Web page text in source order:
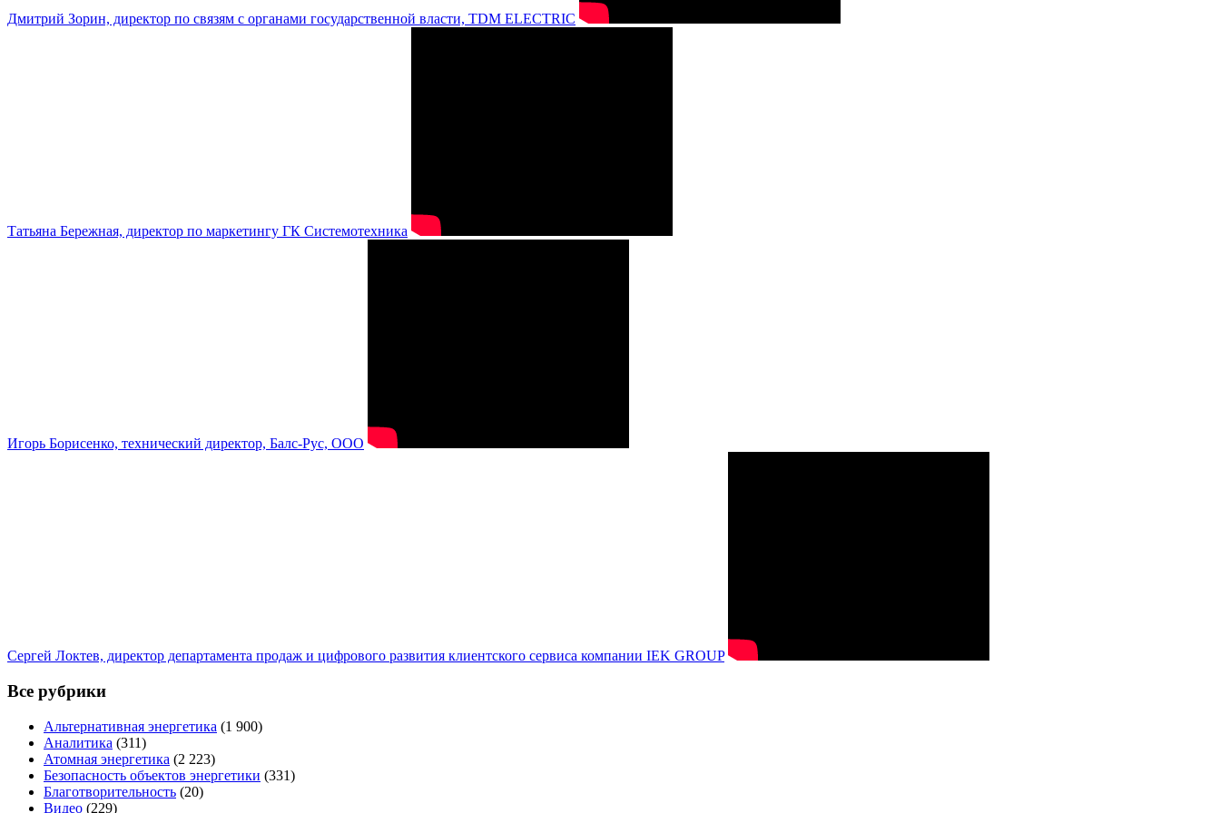
Дмитрий Зорин, директор по связям с органами государственной власти, TDM ELECTRIC
Татьяна Бережная, директор по маркетингу ГК Системотехника
Игорь Борисенко, технический директор, Балс-Рус, ООО
Сергей Локтев, директор департамента продаж и цифрового развития клиентского сервиса компании IEK GROUP
Все рубрики
Альтернативная энергетика (1 900)
Аналитика (311)
Атомная энергетика (2 223)
Безопасность объектов энергетики (331)
Благотворительность (20)
Видео (229)